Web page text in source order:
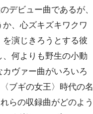
デビュー曲であるが、
、心ズキズキワクワ
演じきろうとする彼
何よりも野生の小動
ヴァー曲がいろいろ
ブギの女王〉時代の名
らの収録曲がどのよう